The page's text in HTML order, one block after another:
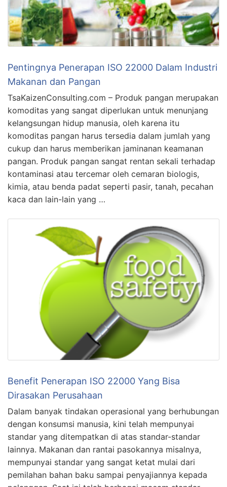
Pentingnya Penerapan ISO 22000 Dalam Industri
Makanan dan Pangan
TsaKaizenConsulting.com – Produk pangan merupakan
komoditas yang sangat diperlukan untuk menunjang
kelangsungan hidup manusia, oleh karena itu
komoditas pangan harus tersedia dalam jumlah yang
cukup dan harus memberikan jaminanan keamanan
pangan. Produk pangan sangat rentan sekali terhadap
kontaminasi atau tercemar oleh cemaran biologis,
kimia, atau benda padat seperti pasir, tanah, pecahan
kaca dan lain-lain yang …
Benefit Penerapan ISO 22000 Yang Bisa
Dirasakan Perusahaan
Dalam banyak tindakan operasional yang berhubungan
dengan konsumsi manusia, kini telah mempunyai
standar yang ditempatkan di atas standar-standar
lainnya. Makanan dan rantai pasokannya misalnya,
mempunyai standar yang sangat ketat mulai dari
pemilahan bahan baku sampai penyajiannya kepada